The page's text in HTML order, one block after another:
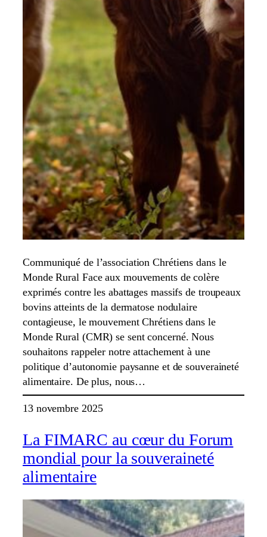
Communiqué de l’association Chrétiens dans le
Monde Rural Face aux mouvements de colère
exprimés contre les abattages massifs de troupeaux
bovins atteints de la dermatose nodulaire
contagieuse, le mouvement Chrétiens dans le
Monde Rural (CMR) se sent concerné. Nous
souhaitons rappeler notre attachement à une
politique d’autonomie paysanne et de souveraineté
alimentaire. De plus, nous…
13 novembre 2025
La FIMARC au cœur du Forum
mondial pour la souveraineté
alimentaire